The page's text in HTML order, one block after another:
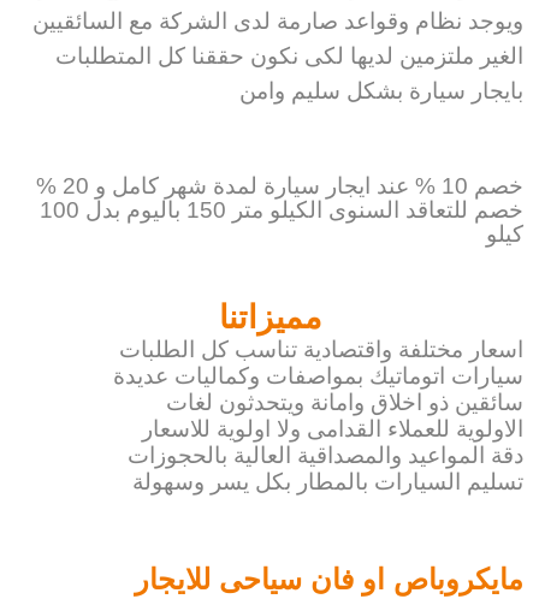
ويوجد نظام وقواعد صارمة لدى الشركة مع السائقيين
الغير ملتزمين لديها لكى نكون حققنا كل المتطلبات
بايجار سيارة بشكل سليم وامن
خصم 10 % عند ايجار سيارة لمدة شهر كامل و 20 %
خصم للتعاقد السنوى الكيلو متر 150 باليوم بدل
100
كيلو
مميزاتنا
اسعار مختلفة واقتصادية تناسب كل الطلبات
سيارات اتوماتيك بمواصفات وكماليات عديدة
سائقين ذو اخلاق وامانة ويتحدثون لغات
الاولوية للعملاء القدامى ولا اولوية للاسعار
دقة المواعيد والمصداقية العالية بالحجوزات
تسليم السيارات بالمطار بكل يسر وسهولة
مايكروباص او فان سياحى للايجار